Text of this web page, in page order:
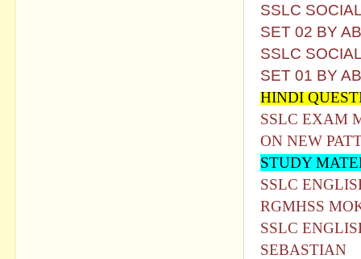
SSLC
SET 02 BY
SSLC
SET 01 BY
HINDI
SSLC EXAM
ON NEW
STUDY
SSLC
RGMHSS
SSLC
SEBASTIAN